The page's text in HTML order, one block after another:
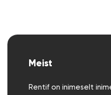
Meist
Rentif on inimeselt